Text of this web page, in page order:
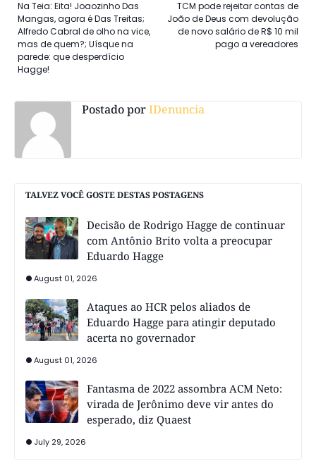
TCM pode rejeitar contas de
João de Deus com devolução
de novo salário de R$ 10 mil
pago a vereadores
Na Teia: Eita! Joaozinho Das
Mangas, agora é Das Treitas;
Alfredo Cabral de olho na vice,
mas de quem?; Uísque na
parede: que desperdício
Hagge!
Postado porIDenuncia
TALVEZ VOCÊ GOSTE DESTAS POSTAGENS
Decisão de Rodrigo Hagge de continuar
com Antônio Brito volta a preocupar
Eduardo Hagge
August 01, 2026
Ataques ao HCR pelos aliados de
Eduardo Hagge para atingir deputado
acerta no governador
August 01, 2026
Fantasma de 2022 assombra ACM Neto:
virada de Jerônimo deve vir antes do
esperado, diz Quaest
July 29, 2026